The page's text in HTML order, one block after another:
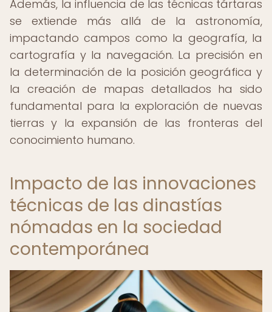
Además, la influencia de las técnicas tártaras
se extiende más allá de la astronomía,
impactando campos como la geografía, la
cartografía y la navegación. La precisión en
la determinación de la posición geográfica y
la creación de mapas detallados ha sido
fundamental para la exploración de nuevas
tierras y la expansión de las fronteras del
conocimiento humano.
Impacto de las innovaciones
técnicas de las dinastías
nómadas en la sociedad
contemporánea